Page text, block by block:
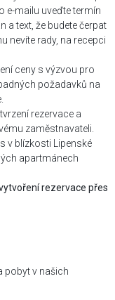
e-mailu uveďte termín
a text, že budete čerpat
nevíte rady, na recepci
ceny s výzvou pro
požadavků na
rezervace a
zaměstnavateli.
v blízkosti Lipenské
apartmánech
rezervace přes
pobyt v našich